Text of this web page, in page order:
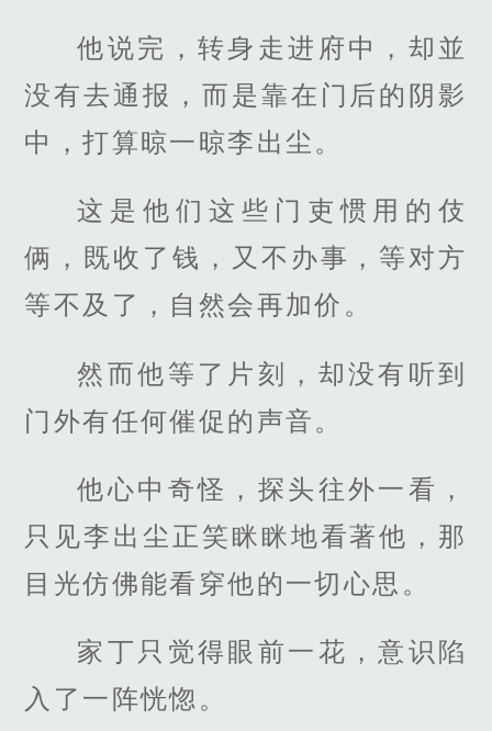
他说完，转身走进府中，却並
没有去通报，而是靠在门后的阴影
中，打算晾一晾李出尘。
这是他们这些门吏惯用的伎
俩，既收了钱，又不办事，等对方
等不及了，自然会再加价。
然而他等了片刻，却没有听到
门外有任何催促的声音。
他心中奇怪，探头往外一看，
只见李出尘正笑眯眯地看著他，那
目光仿佛能看穿他的一切心思。
家丁只觉得眼前一花，意识陷
入了一阵恍惚。